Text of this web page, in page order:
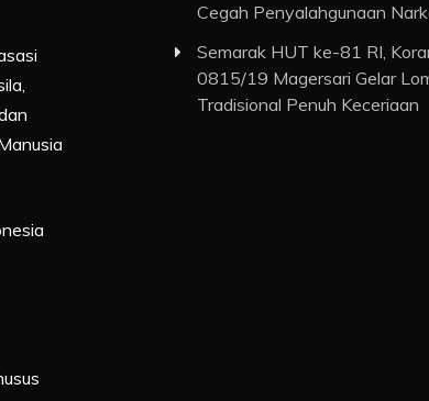
Cegah Penyalahgunaan
Semarak HUT ke-81 RI,
0815/19 Magersari Gelar
Tradisional Penuh Keceriaan